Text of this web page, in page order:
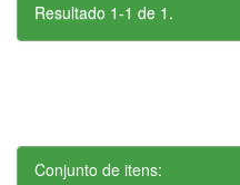
Resultado 1-1 de 1.
Conjunto de itens: